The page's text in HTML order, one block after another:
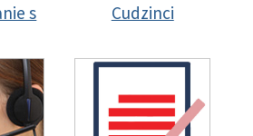
s
Cudzinci